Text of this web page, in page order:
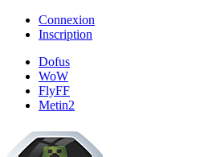
Connexion
Inscription
Dofus
WoW
FlyFF
Metin2